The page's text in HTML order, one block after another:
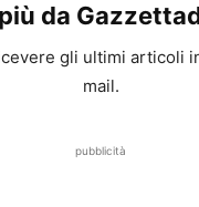
da
gli ultimi articoli
mail.
pubblicità